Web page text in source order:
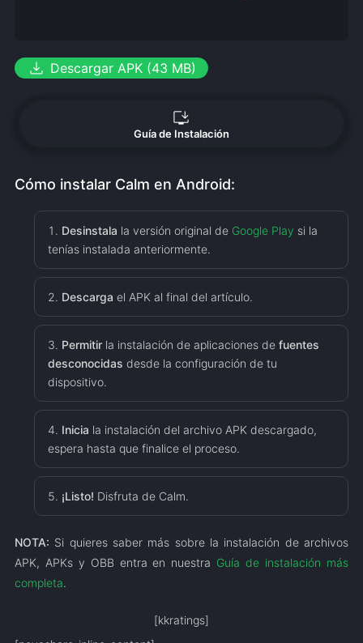
download Descargar APK (43 MB)
install_desktop
Guía de Instalación
Cómo instalar Calm en Android:
Desinstala la versión original de Google Play si la
tenías instalada anteriormente.
Descarga el APK al final del artículo.
Permitirla instalación de aplicaciones de fuentes
desconocidas desde la configuración de tu
dispositivo.
Inicia la instalación del archivo APK descargado,
espera hasta que finalice el proceso.
¡Listo! Disfruta de Calm.
NOTA: Si quieres saber más sobre la instalación de archivos
APK, APKs y OBB entra en nuestra Guía de instalación más
completa.
[kkratings]